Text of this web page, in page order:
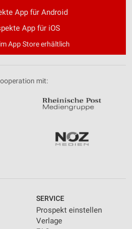
App für Android
App für iOS
App Store erhältlich
mit:
SERVICE
Prospekt einstellen
Verlage